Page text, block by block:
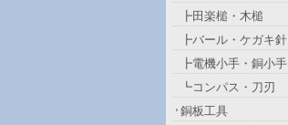
┣田楽槌・木槌
┣バール・ケガキ針
┣電機小手・銅小手
┗コンパス・刀刃
銅板工具